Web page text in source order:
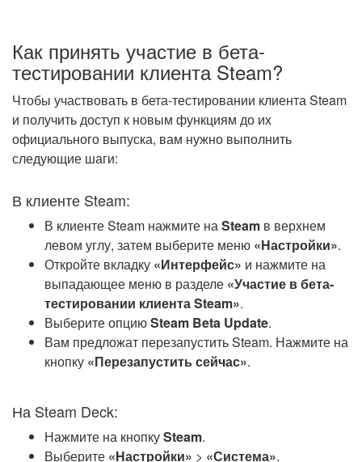
Как принять участие в бета-
тестировании клиента Steam?
Чтобы участвовать в бета-тестировании клиента Steam
и получить доступ к новым функциям до их
официального выпуска, вам нужно выполнить
следующие шаги:
В клиенте Steam:
В клиенте Steam нажмите наSteam в верхнем
левом углу, затем выберите меню «Настройки».
Откройте вкладку «Интерфейс» и нажмите на
выпадающее меню в разделе «Участие в бета-
тестировании клиента Steam».
Выберите опциюSteam Beta Update.
Вам предложат перезапустить Steam. Нажмите на
кнопку «Перезапустить сейчас».
На Steam Deck:
Нажмите на кнопкуSteam.
Выберите «Настройки» > «Система».